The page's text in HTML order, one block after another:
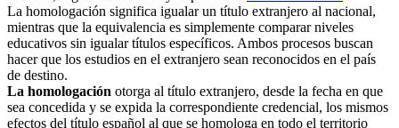
La homologación significa igualar un título extranjero al nacional,
mientras que la equivalencia es simplemente comparar niveles
educativos sin igualar títulos específicos. Ambos procesos buscan
hacer que los estudios en el extranjero sean reconocidos en el país
de destino.
La homologación otorga al título extranjero, desde la fecha en que
sea concedida y se expida la correspondiente credencial, los mismos
efectos del título español al que se homologa en todo el territorio